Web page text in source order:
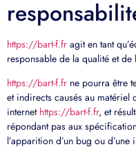
https://bart-f.fr agit en tant
responsable de la qualité et
https://bart-f.fr ne pourra être
et indirects causés au matériel
internet https://bart-f.fr, et
répondant pas aux
l’apparition d’un bug ou